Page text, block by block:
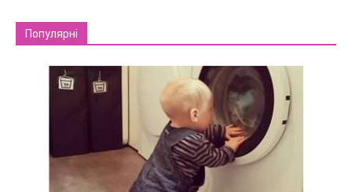
Популярні